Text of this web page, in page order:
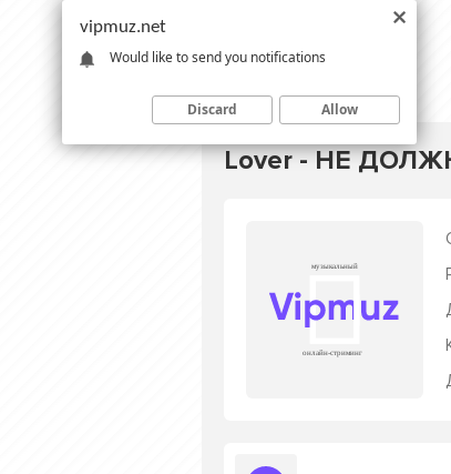
Lover - НЕ
vipmuz.net
Would like to send you notifications
Discard Allow